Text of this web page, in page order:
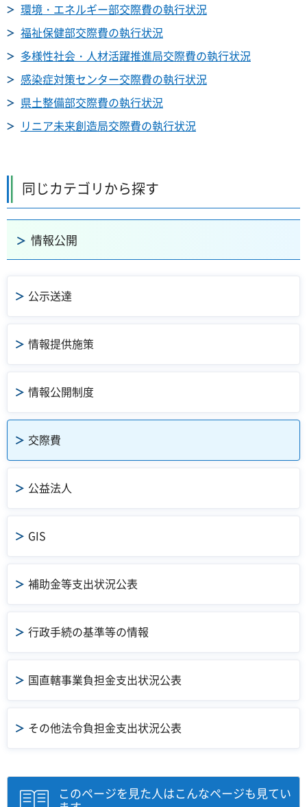
環境・エネルギー部交際費の執行状況
福祉保健部交際費の執行状況
多様性社会・人材活躍推進局交際費の執行状況
感染症対策センター交際費の執行状況
県土整備部交際費の執行状況
リニア未来創造局交際費の執行状況
同じカテゴリから探す
情報公開
公示送達
情報提供施策
情報公開制度
交際費
公益法人
GIS
補助金等支出状況公表
行政手続の基準等の情報
国直轄事業負担金支出状況公表
その他法令負担金支出状況公表
このページを見た人はこんなページも見てい